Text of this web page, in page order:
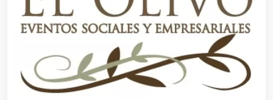
Bancos
Banquetes